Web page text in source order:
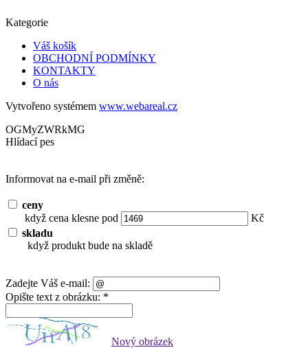
Kategorie
Váš košík
OBCHODNÍ PODMÍNKY
KONTAKTY
O nás
Vytvořeno systémem www.webareal.cz
OGMyZWRkMG
Hlídací pes
Informovat na e-mail při změně:
ceny
když cena klesne pod
Kč
skladu
když produkt bude na skladě
Zadejte Váš e-mail:
Opište text z obrázku: *
Nový obrázek